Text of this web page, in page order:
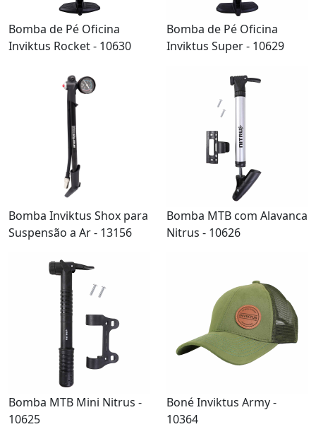
Bomba de Pé Oficina
Inviktus Rocket - 10630
Bomba de Pé Oficina
Inviktus Super - 10629
Bomba Inviktus Shox para
Suspensão a Ar - 13156
Bomba MTB com Alavanca
Nitrus - 10626
Bomba MTB Mini Nitrus -
10625
Boné Inviktus Army -
10364